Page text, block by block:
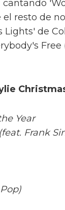
cantando
resto de
de
Free
Year
Frank